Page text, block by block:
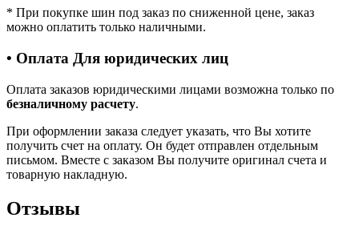
* При покупке шин под заказ по сниженной цене, заказ
можно оплатить только наличными.
• Оплата Для юридических лиц
Оплата заказов юридическими лицами возможна только по
безналичному расчету.
При оформлении заказа следует указать, что Вы хотите
получить счет на оплату. Он будет отправлен отдельным
письмом. Вместе с заказом Вы получите оригинал счета и
товарную накладную.
Отзывы